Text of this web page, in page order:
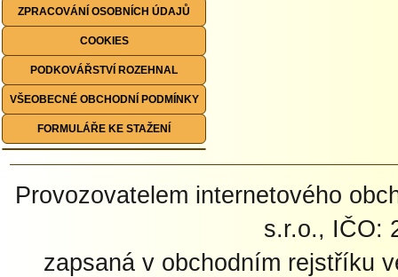
ZPRACOVÁNÍ OSOBNÍCH ÚDAJŮ
COOKIES
PODKOVÁŘSTVÍ ROZEHNAL
VŠEOBECNÉ OBCHODNÍ PODMÍNKY
FORMULÁŘE KE STAŽENÍ
Provozovatelem internetového
s.r.o., IČO:
zapsaná v obchodním rejstříku